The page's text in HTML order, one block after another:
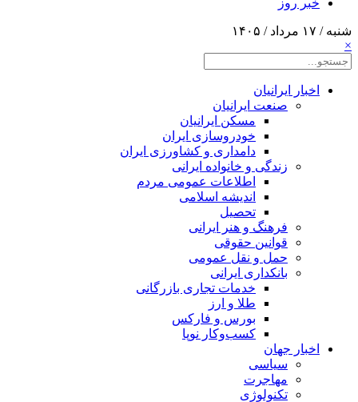
خبر روز
شنبه / ۱۷ مرداد / ۱۴۰۵
×
اخبار ایرانیان
صنعت ایرانیان
مسکن ایرانیان
خودروسازی ایران
دامداری و کشاورزی ایران
زندگی و خانواده ایرانی
اطلاعات عمومی مردم
اندیشه اسلامی
تحصیل
فرهنگ و هنر ایرانی
قوانین حقوقی
حمل و نقل عمومی
بانکداری ایرانی
خدمات تجاری بازرگانی
طلا و ارز
بورس و فارکس
کسب‌وکار نوپا
اخبار جهان
سیاسی
مهاجرت
تکنولوژی